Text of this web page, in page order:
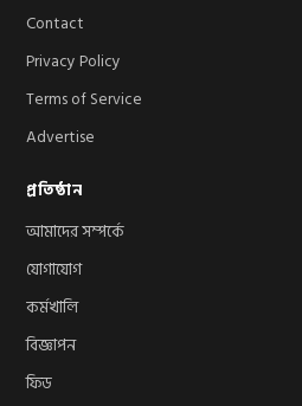
Contact
Privacy Policy
Terms of Service
Advertise
প্রতিষ্ঠান
আমাদের সম্পর্কে
যোগাযোগ
কর্মখালি
বিজ্ঞাপন
ফিড